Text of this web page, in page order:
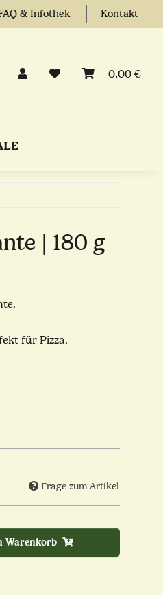
& Infothek Kontakt
0,00 €
| 180 g
für Pizza.
Frage zum Artikel
Warenkorb